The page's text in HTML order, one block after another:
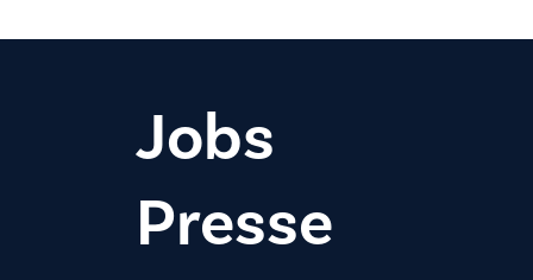
Jobs
Presse